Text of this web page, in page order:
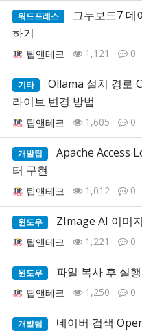
워드프레스
그누보드7 데
하기
팁앤테크 1,121 0
기타
Ollama 설치 경로
라이브 변경 방법
팁앤테크 1,605 0
개발팁
Apache Access
터 구현
팁앤테크 1,012 0
윈도우 ZImage AI 이미
팁앤테크 1,221 0
윈도우 파일 복사 후 실
팁앤테크 1,250 0
개발팁 네이버 검색